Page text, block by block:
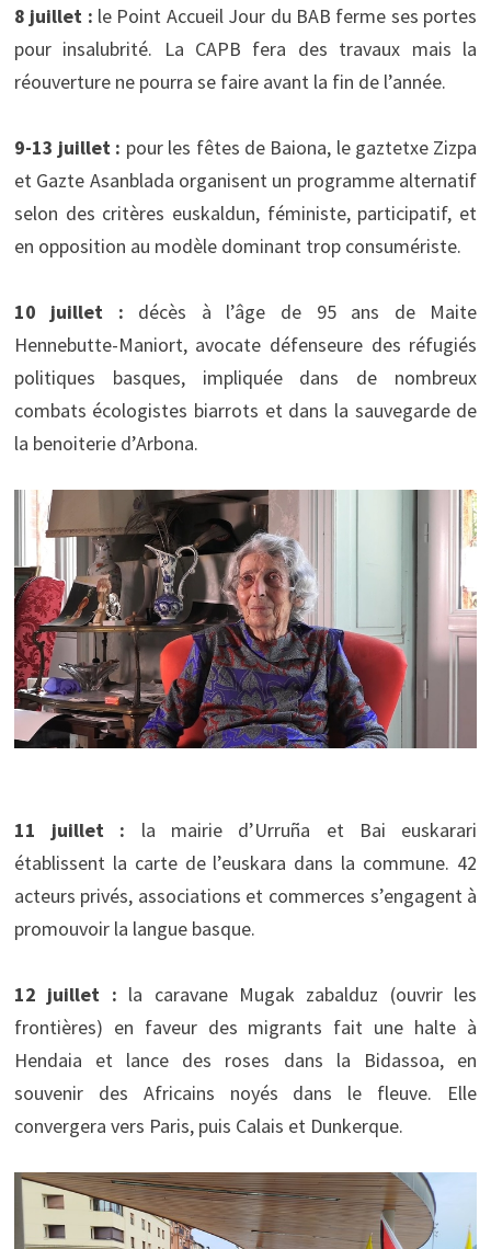
8 juillet : le Point Accueil Jour du BAB ferme ses portes
pour insalubrité. La CAPB fera des travaux mais la
réouverture ne pourra se faire avant la fin de l’année.
9-13 juillet : pour les fêtes de Baiona, le gaztetxe Zizpa
et Gazte Asanblada organisent un programme alternatif
selon des critères euskaldun, féministe, participatif, et
en opposition au modèle dominant trop consumériste.
10 juillet : décès à l’âge de 95 ans de Maite
Hennebutte-Maniort, avocate défenseure des réfugiés
politiques basques, impliquée dans de nombreux
combats écologistes biarrots et dans la sauvegarde de
la benoiterie d’Arbona.
11 juillet : la mairie d’Urruña et Bai euskarari
établissent la carte de l’euskara dans la commune. 42
acteurs privés, associations et commerces s’engagent à
promouvoir la langue basque.
12 juillet : la caravane Mugak zabalduz (ouvrir les
frontières) en faveur des migrants fait une halte à
Hendaia et lance des roses dans la Bidassoa, en
souvenir des Africains noyés dans le fleuve. Elle
convergera vers Paris, puis Calais et Dunkerque.